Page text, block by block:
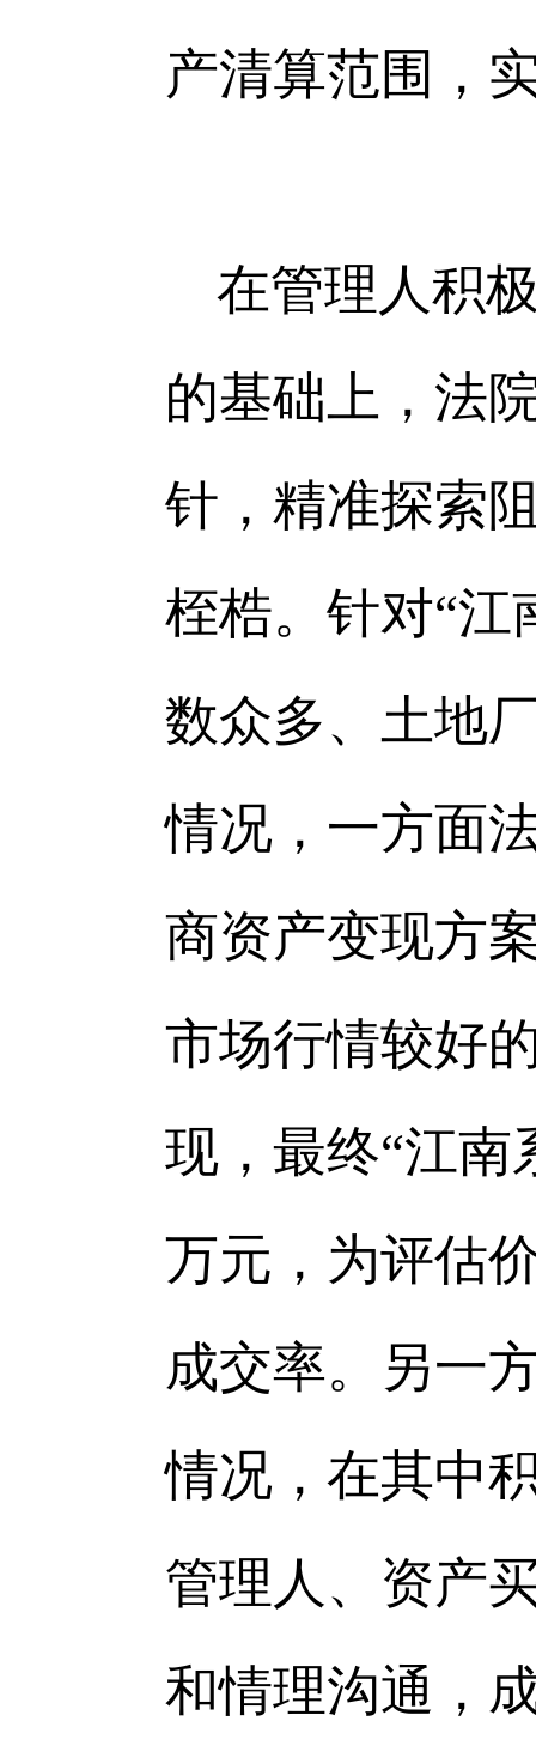
产清算范围，
在管理人积
的基础上，法
针，精准探索
桎梏。针对“江
数众多、土地
情况，一方面
商资产变现方
市场行情较好
现，最终“江南
万元，为评估
成交率。另一
情况，在其中
管理人、资产
和情理沟通，